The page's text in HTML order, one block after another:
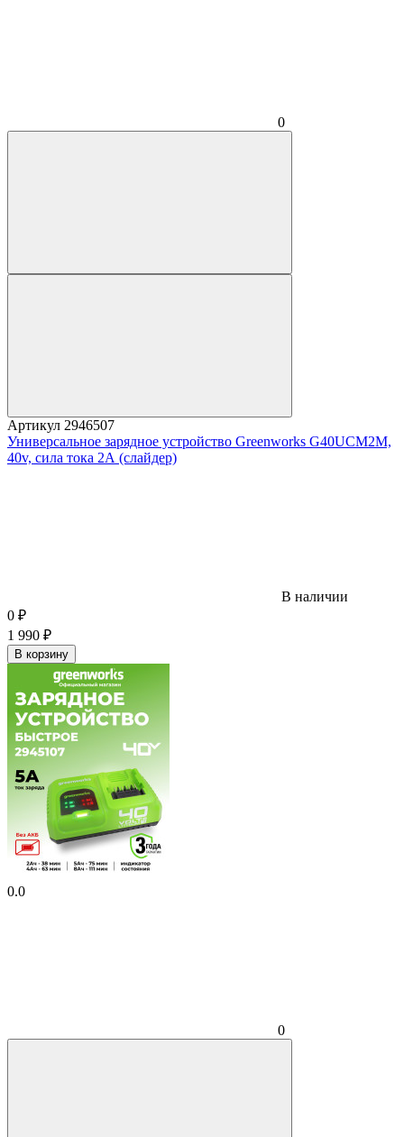
0
Артикул 2946507
Универсальное зарядное устройство Greenworks G40UCM2M,
40v, сила тока 2А (слайдер)
В наличии
0 ₽
1 990 ₽
В корзину
0.0
0